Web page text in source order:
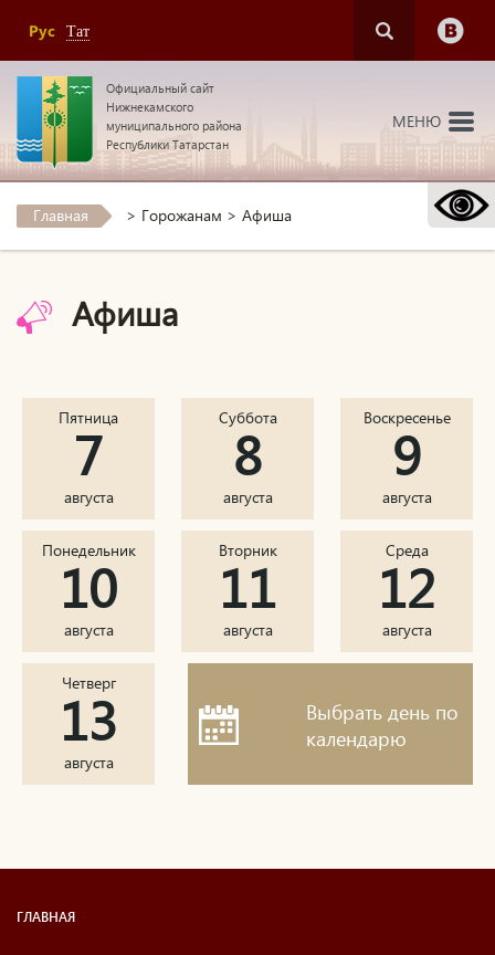
Рус Тат
Официальный сайт
Нижнекамского
муниципального района
Республики Татарстан
МЕНЮ
Главная > Горожанам > Афиша
Афиша
Пятница
7
августа
Суббота
8
августа
Воскресенье
9
августа
Понедельник
10
августа
Вторник
11
августа
Среда
12
августа
Четверг
13
августа
Выбрать день по
календарю
ГЛАВНАЯ